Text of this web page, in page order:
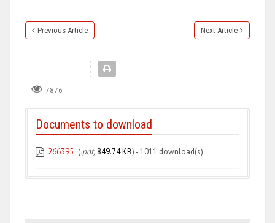
Previous Article Next Article
7876
Documents to download
266395 (.pdf, 849.74 KB) - 1011 download(s)